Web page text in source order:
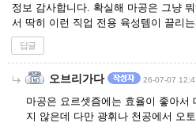
정보 감사합니다. 확실해 마공은 그냥
서 딱히 이런 직업 전용 육성템이 끌리
답글
오브리가다 26-07-07
마공은 요르셋즘에는 효율이 좋아서
지 않은데 다만 광휘나 천공에서 오